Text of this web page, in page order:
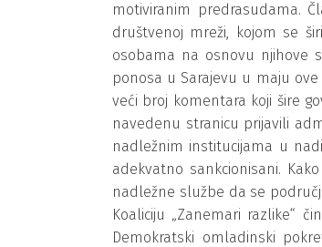
motiviranim predrasudama.
društvenoj mreži, kojom se
osobama na osnovu njihove
ponosa u Sarajevu u maju
veći broj komentara koji šire
navedenu stranicu prijavili
nadležnim institucijama u
adekvatno sankcionisani.
nadležne službe da se
Koaliciju „Zanemari razlike“
Demokratski omladinski